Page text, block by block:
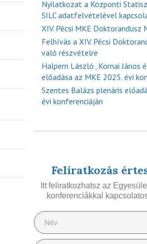
Nyilatkozat a Központi
SILC adatfelvételével
XIV. Pécsi MKE Doktorandusz
Felhívás a XIV. Pécsi
való részvételre
Halpern László „Kornai János
előadása az MKE 2025. évi
Szentes Balázs plenáris
évi konferenciáján
Feliratkozás
Itt feliratkozhatsz az
konferenciákkal